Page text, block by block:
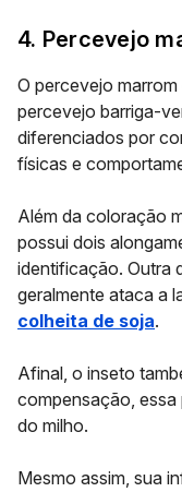
4. Percevejo
O percevejo
percevejo barriga-
diferenciados por
físicas e
Além da coloração
possui dois
identificação. Outra
geralmente ataca a
colheita de soja.
Afinal, o inseto
compensação, essa
do milho.
Mesmo assim, sua